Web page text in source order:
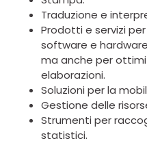
Traduzione e
Prodotti e servizi
software e
ma anche per
elaborazioni.
Soluzioni per la
Gestione delle
Strumenti per
statistici.